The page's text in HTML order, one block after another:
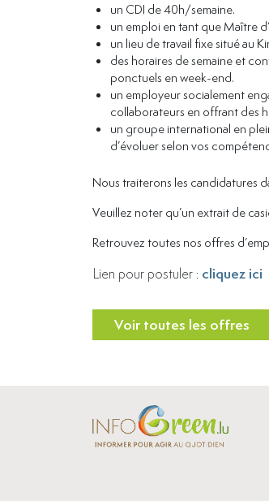
un CDI de 40h/semaine.
un emploi en tant que Maître
un lieu de travail fixe situé au
des horaires de semaine et
ponctuels en week-end.
un employeur socialement
collaborateurs en offrant des
un groupe international en
d’évoluer selon vos
Nous traiterons les candidatures
Veuillez noter qu’un extrait de
Retrouvez toutes nos offres
Lien pour postuler : cliquez ici
Voir toutes les offres